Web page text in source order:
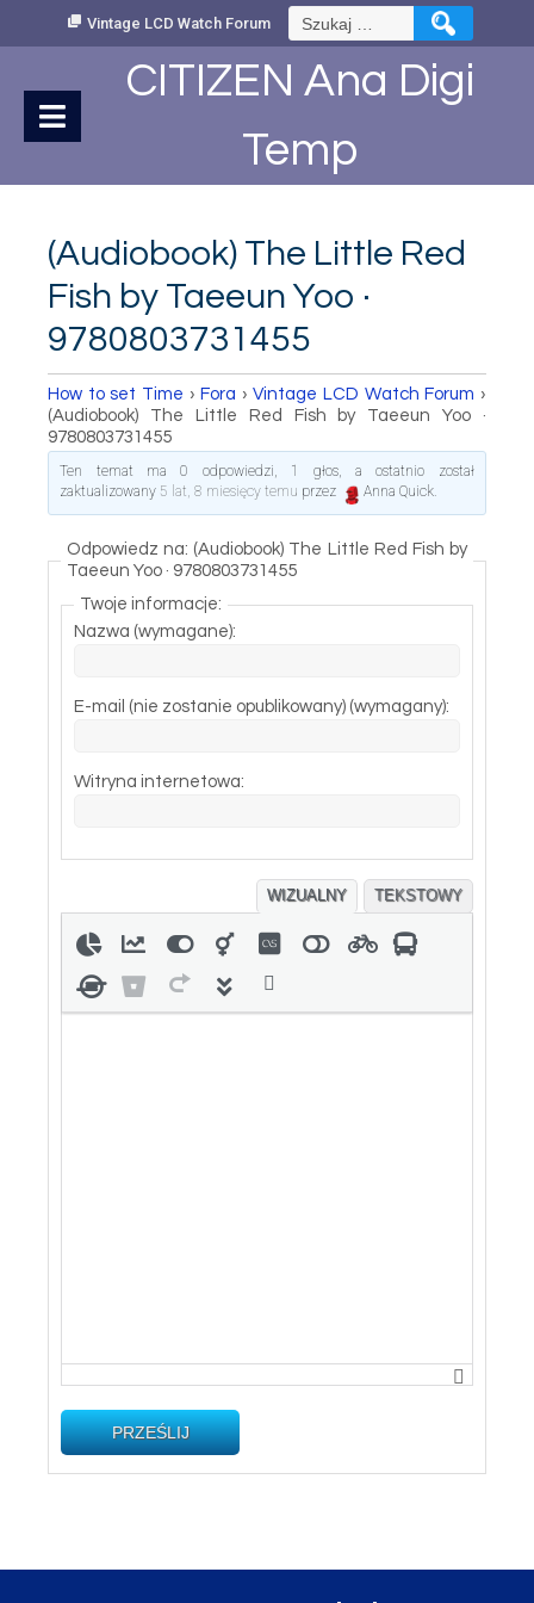
Vintage LCD Watch Forum Szukaj:
CITIZEN Ana Digi
Temp
(Audiobook) The Little Red
Fish by Taeeun Yoo ·
9780803731455
How to set Time › Fora › Vintage LCD Watch Forum ›
(Audiobook) The Little Red Fish by Taeeun Yoo ·
9780803731455
Ten temat ma 0 odpowiedzi, 1 głos, a ostatnio został
zaktualizowany 5 lat, 8 miesięcy temu przez Anna Quick.
Odpowiedz na: (Audiobook) The Little Red Fish by
Taeeun Yoo · 9780803731455
Twoje informacje:
Nazwa (wymagane):
E-mail (nie zostanie opublikowany) (wymagany):
Witryna internetowa:
WIZUALNY TEKSTOWY
PRZEŚLIJ